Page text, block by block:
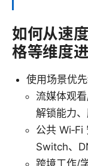
如何从速
格等维度
使用场景优
流媒体观
解锁能力
公共
Switch、